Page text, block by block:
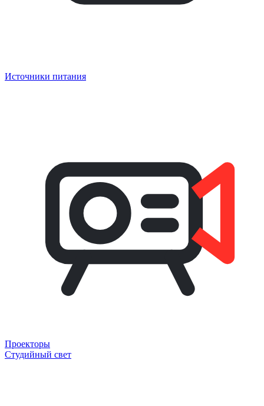
Источники питания
Проекторы
Студийный свет